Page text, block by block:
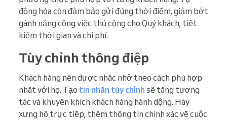
động hóa còn đảm bảo gửi đúng thời điểm, giảm bớt
gánh nặng công việc thủ công cho Quý khách, tiết
kiệm thời gian và chi phí.
Tùy chỉnh thông điệp
Khách hàng nên được nhắc nhở theo cách phù hợp
nhất với họ. Tạo tin nhắn tùy chỉnh sẽ tăng tương
tác và khuyến khích khách hàng hành động. Hãy
xưng hô trực tiếp, thêm thông tin chính xác về cuộc